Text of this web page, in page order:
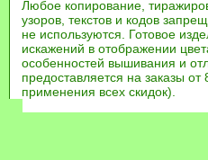
Любое копирование,
узоров, текстов и кодов
не используются. Готовое
искажений в отображении
особенностей вышивания и
предоставляется на заказы
применения всех скидок).